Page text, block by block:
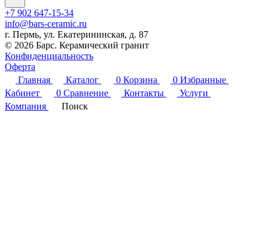
+7 902 647-15-34
info@bars-ceramic.ru
г. Пермь, ул. Екатерининская, д. 87
© 2026 Барс. Керамический гранит
Конфиденциальность
Оферта
Главная
Каталог 0 Корзина 0 Избранные
Кабинет
0 Сравнение Контакты
Услуги
Компания
Поиск